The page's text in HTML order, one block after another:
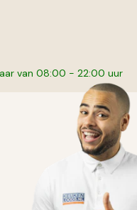
van 08:00 - 22:00 uur